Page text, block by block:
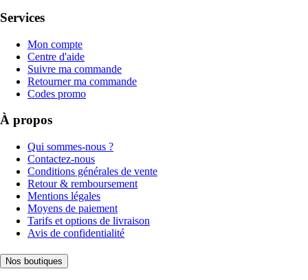
Services
Mon compte
Centre d'aide
Suivre ma commande
Retourner ma commande
Codes promo
À propos
Qui sommes-nous ?
Contactez-nous
Conditions générales de vente
Retour & remboursement
Mentions légales
Moyens de paiement
Tarifs et options de livraison
Avis de confidentialité
Nos boutiques